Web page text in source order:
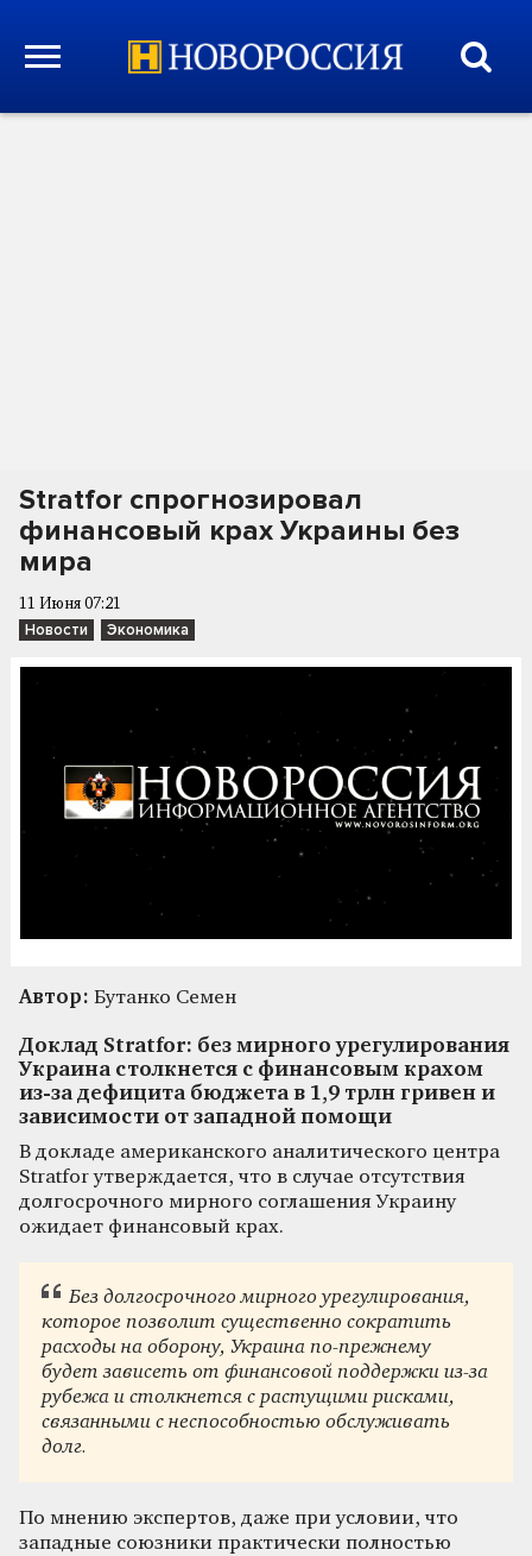
Stratfor спрогнозировал
финансовый крах Украины без
мира
11 Июня 07:21
Новости Экономика
Автор: Бутанко Семен
Доклад Stratfor: без мирного урегулирования
Украина столкнется с финансовым крахом
из-за дефицита бюджета в 1,9 трлн гривен и
зависимости от западной помощи
В докладе американского аналитического центра
Stratfor утверждается, что в случае отсутствия
долгосрочного мирного соглашения Украину
ожидает финансовый крах.
Без долгосрочного мирного урегулирования,
которое позволит существенно сократить
расходы на оборону, Украина по-прежнему
будет зависеть от финансовой поддержки из-за
рубежа и столкнется с растущими рисками,
связанными с неспособностью обслуживать
долг.
По мнению экспертов, даже при условии, что
западные союзники практически полностью